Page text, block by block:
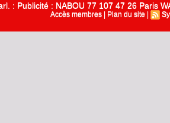
: Publicité : NABOU 77 107 47 26 Paris
Accès membres Plan du site